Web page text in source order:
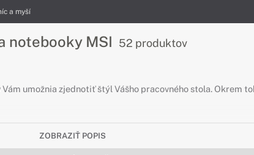
a myší
notebooky MSI 52 produktov
umožnia zjednotiť štýl Vášho pracovného stola. Okrem
ZOBRAZIŤ POPIS